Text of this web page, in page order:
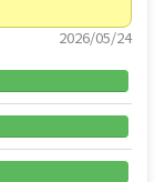
2026/05/24